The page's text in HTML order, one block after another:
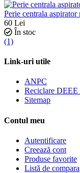
Perie centrala
60 Lei
În stoc
(1)
Link-uri utile
ANPC
Reciclare
Sitemap
Contul meu
Autentificare
Creează cont
Produse favorite
Listă de